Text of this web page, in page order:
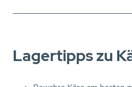
Lagertipps zu